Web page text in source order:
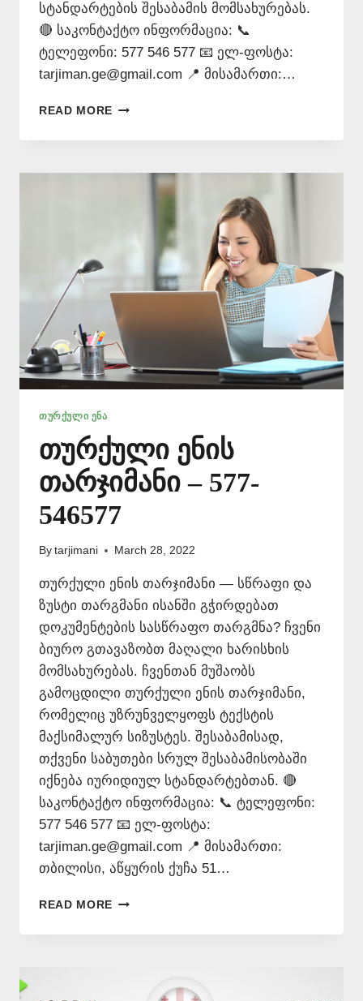
სტანდარტების შესაბამის მომსახურებას.
🔴 საკონტაქტო ინფორმაცია: 📞
ტელეფონი: 577 546 577 📧 ელ-ფოსტა:
tarjiman.ge@gmail.com 📍 მისამართი:…
READ MORE ᲗᲣᲠᲥᲣᲚᲘ
ᲗᲐᲠᲯᲘᲛᲐᲜᲘ
577
ᲗᲣᲠᲥᲣᲚᲘ ᲔᲜᲐ
თურქული ენის
თარჯიმანი – 577-
546577
By tarjimani March 28, 2022
თურქული ენის თარჯიმანი — სწრაფი და
ზუსტი თარგმანი ისანში გჭირდებათ
დოკუმენტების სასწრაფო თარგმნა? ჩვენი
ბიურო გთავაზობთ მაღალი ხარისხის
მომსახურებას. ჩვენთან მუშაობს
გამოცდილი თურქული ენის თარჯიმანი,
რომელიც უზრუნველყოფს ტექსტის
მაქსიმალურ სიზუსტეს. შესაბამისად,
თქვენი საბუთები სრულ შესაბამისობაში
იქნება იურიდიულ სტანდარტებთან. 🔴
საკონტაქტო ინფორმაცია: 📞 ტელეფონი:
577 546 577 📧 ელ-ფოსტა:
tarjiman.ge@gmail.com 📍 მისამართი:
თბილისი, აწყურის ქუჩა 51…
READ MORE ᲗᲣᲠᲥᲣᲚᲘ
ᲗᲐᲠᲯᲘᲛᲐᲜᲘ